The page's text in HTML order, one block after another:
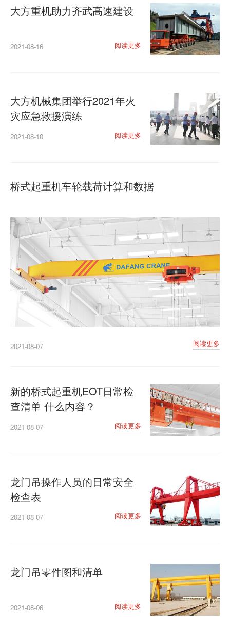
大方重机助力齐武高速建设
2021-08-16 阅读更多
大方机械集团举行2021年火
灾应急救援演练
2021-08-10 阅读更多
桥式起重机车轮载荷计算和数据
2021-08-07 阅读更多
新的桥式起重机EOT日常检
查清单 什么内容？
2021-08-07 阅读更多
龙门吊操作人员的日常安全
检查表
2021-08-07 阅读更多
龙门吊零件图和清单
2021-08-06 阅读更多